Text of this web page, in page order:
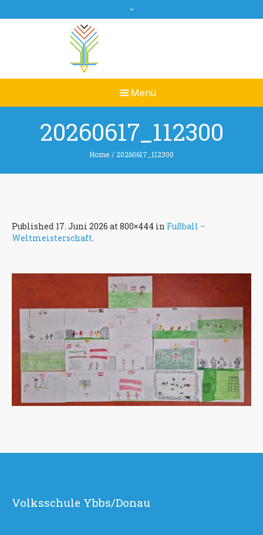
20260617_112300
Home / 20260617_112300
Published 17. Juni 2026 at 800×444 in Fußball –
Weltmeisterschaft.
Volksschule Ybbs/Donau